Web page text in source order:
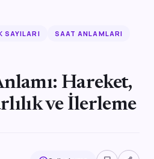
SAYILARI
SAAT ANLAMLARI
Hareket,
ve İlerleme